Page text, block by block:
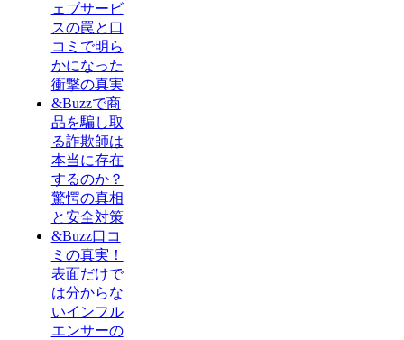
ェブサービ
スの罠と口
コミで明ら
かになった
衝撃の真実
&Buzzで商
品を騙し取
る詐欺師は
本当に存在
するのか？
驚愕の真相
と安全対策
&Buzz口コ
ミの真実！
表面だけで
は分からな
いインフル
エンサーの